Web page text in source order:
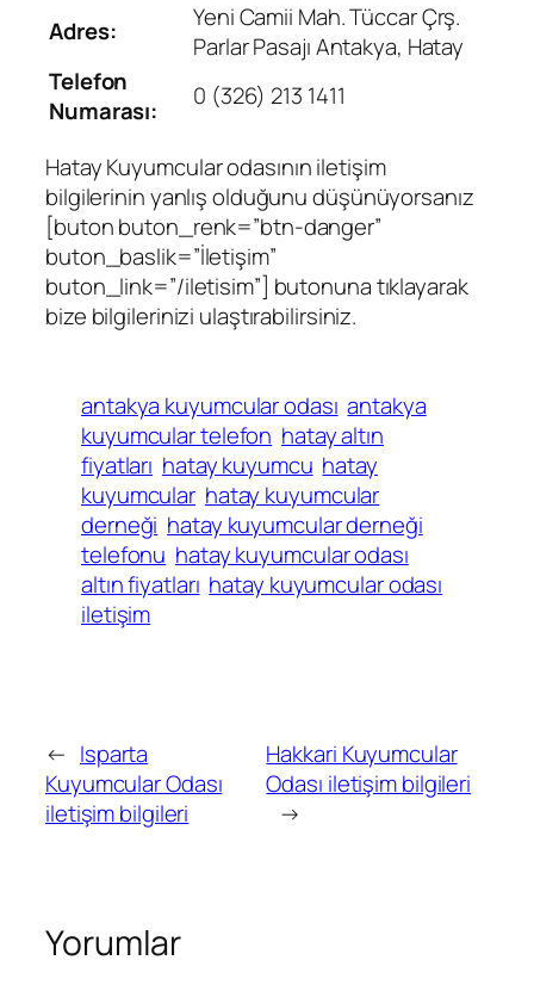
Adres:
Yeni Camii Mah. Tüccar Çrş.
Parlar Pasajı Antakya, Hatay
Telefon
Numarası:
0 (326) 213 1411
Hatay Kuyumcular odasının iletişim
bilgilerinin yanlış olduğunu düşünüyorsanız
[buton buton_renk=”btn-danger”
buton_baslik=”İletişim”
buton_link=”/iletisim”] butonuna tıklayarak
bize bilgilerinizi ulaştırabilirsiniz.
antakya kuyumcular odası antakya
kuyumcular telefon hatay altın
fiyatları hatay kuyumcu hatay
kuyumcular hatay kuyumcular
derneği hatay kuyumcular derneği
telefonu hatay kuyumcular odası
altın fiyatları hatay kuyumcular odası
iletişim
← Isparta
Kuyumcular Odası
iletişim bilgileri
Hakkari Kuyumcular
Odası iletişim bilgileri
→
Yorumlar